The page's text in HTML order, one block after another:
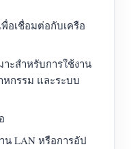
อเชื่อมต่อกับเครือ
ะสำหรับการใช้งาน
กรรม และระบบ
น LAN หรือการอัป